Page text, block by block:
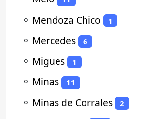
⚬ Mendoza Chico 1
⚬ Mercedes 6
⚬ Migues 1
⚬ Minas 11
⚬ Minas de Corrales 2